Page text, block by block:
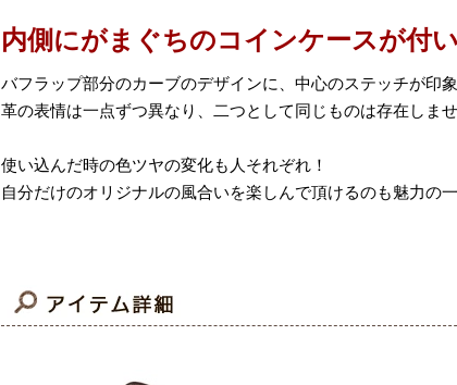
内側にがまぐちのコインケースが付
バフラップ部分のカーブのデザインに、中心のステッチが印象
革の表情は一点ずつ異なり、二つとして同じものは存在しませ
使い込んだ時の色ツヤの変化も人それぞれ！
自分だけのオリジナルの風合いを楽しんで頂けるのも魅力の一